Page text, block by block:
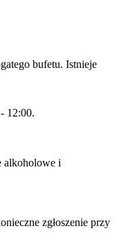
bufetu. Istnieje
12:00.
alkoholowe i
zgłoszenie przy